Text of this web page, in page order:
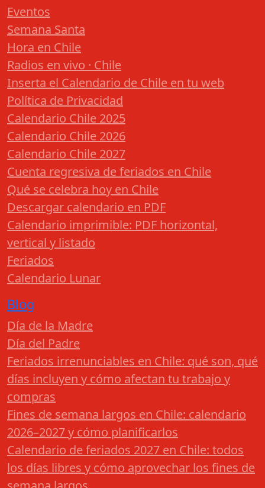
Eventos
Semana Santa
Hora en Chile
Radios en vivo · Chile
Inserta el Calendario de Chile en tu web
Política de Privacidad
Calendario Chile 2025
Calendario Chile 2026
Calendario Chile 2027
Cuenta regresiva de feriados en Chile
Qué se celebra hoy en Chile
Descargar calendario en PDF
Calendario imprimible: PDF horizontal,
vertical y listado
Feriados
Calendario Lunar
Blog
Día de la Madre
Día del Padre
Feriados irrenunciables en Chile: qué son, qué
días incluyen y cómo afectan tu trabajo y
compras
Fines de semana largos en Chile: calendario
2026–2027 y cómo planificarlos
Calendario de feriados 2027 en Chile: todos
los días libres y cómo aprovechar los fines de